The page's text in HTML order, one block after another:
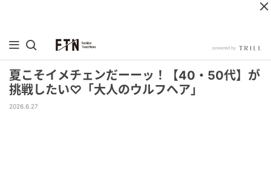
夏こそイメチェンだーーッ！【40・50代】が
挑戦したい♡「大人のウルフヘア」
2026.6.27